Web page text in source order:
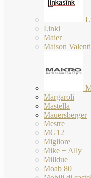
Linki
Maier
Maison
Margaroli
Mastella
Mauersberger
Mestre
MG12
Migliore
Mike + Ally
Milldue
Moab 80